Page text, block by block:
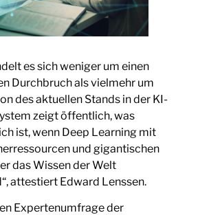
es sich weniger um einen
Durchbruch als vielmehr um
des aktuellen Stands in der KI-
zeigt öffentlich, was
ist, wenn Deep Learning mit
und gigantischen
das Wissen der Welt
attestiert Edward Lenssen.
Expertenumfrage der